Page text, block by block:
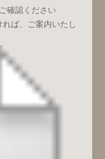
確認ください
ば、ご案内いたし